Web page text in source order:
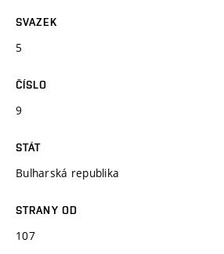
SVAZEK
5
ČÍSLO
9
STÁT
Bulharská republika
STRANY OD
107